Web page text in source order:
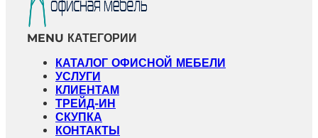
MENU КАТЕГОРИИ
КАТАЛОГ ОФИСНОЙ МЕБЕЛИ
УСЛУГИ
КЛИЕНТАМ
ТРЕЙД-ИН
СКУПКА
КОНТАКТЫ